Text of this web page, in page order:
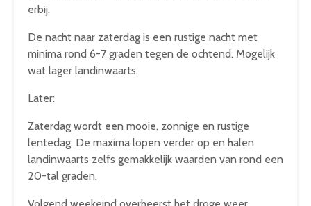
erbij.
De nacht naar zaterdag is een rustige nacht met
minima rond 6-7 graden tegen de ochtend. Mogelijk
wat lager landinwaarts.
Later:
Zaterdag wordt een mooie, zonnige en rustige
lentedag. De maxima lopen verder op en halen
landinwaarts zelfs gemakkelijk waarden van rond een
20-tal graden.